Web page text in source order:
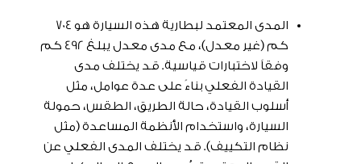
المدى المعتمد لبطارية هذه السيارة هو 704
كم (غير معدل)، مع مدى معدل يبلغ 492 كم
وفقاً لاختبارات قياسية. قد يختلف مدى
القيادة الفعلي بناءً على عدة عوامل، مثل
أسلوب القيادة، حالة الطريق، الطقس، حمولة
السيارة، واستخدام الأنظمة المساعدة (مثل
نظام التكييف). قد يختلف المدى الفعلي عن